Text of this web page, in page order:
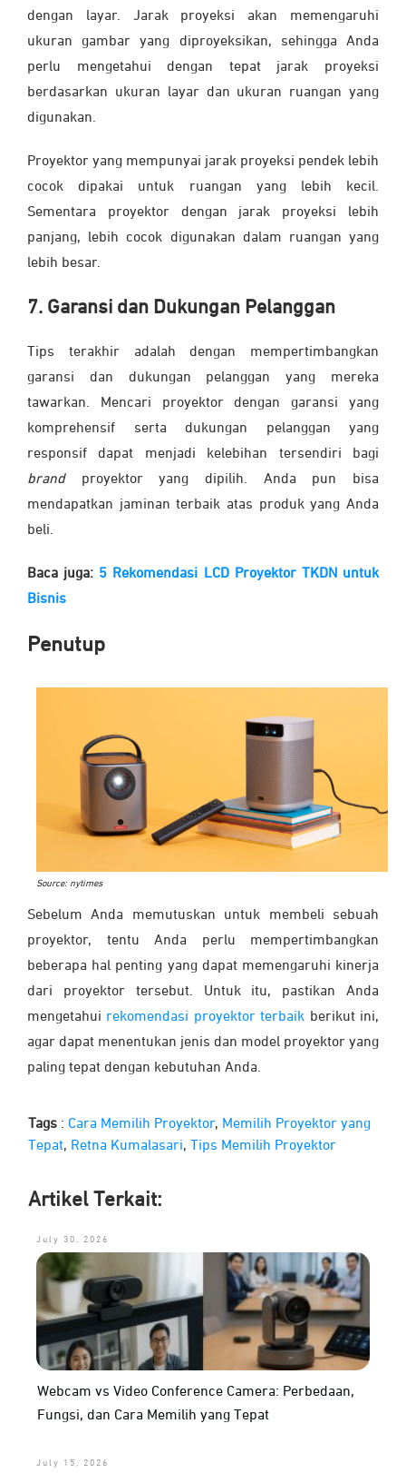
dengan layar. Jarak proyeksi akan memengaruhi
ukuran gambar yang diproyeksikan, sehingga Anda
perlu mengetahui dengan tepat jarak proyeksi
berdasarkan ukuran layar dan ukuran ruangan yang
digunakan.
Proyektor yang mempunyai jarak proyeksi pendek lebih
cocok dipakai untuk ruangan yang lebih kecil.
Sementara proyektor dengan jarak proyeksi lebih
panjang, lebih cocok digunakan dalam ruangan yang
lebih besar.
7. Garansi dan Dukungan Pelanggan
Tips terakhir adalah dengan mempertimbangkan
garansi dan dukungan pelanggan yang mereka
tawarkan. Mencari proyektor dengan garansi yang
komprehensif serta dukungan pelanggan yang
responsif dapat menjadi kelebihan tersendiri bagi
brand proyektor yang dipilih. Anda pun bisa
mendapatkan jaminan terbaik atas produk yang Anda
beli.
Baca juga: 5 Rekomendasi LCD Proyektor TKDN untuk
Bisnis
Penutup
Source: nytimes
Sebelum Anda memutuskan untuk membeli sebuah
proyektor, tentu Anda perlu mempertimbangkan
beberapa hal penting yang dapat memengaruhi kinerja
dari proyektor tersebut. Untuk itu, pastikan Anda
mengetahui rekomendasi proyektor terbaik berikut ini,
agar dapat menentukan jenis dan model proyektor yang
paling tepat dengan kebutuhan Anda.
Tags : Cara Memilih Proyektor, Memilih Proyektor yang
Tepat, Retna Kumalasari, Tips Memilih Proyektor
Artikel Terkait:
July 30, 2026
Webcam vs Video Conference Camera: Perbedaan,
Fungsi, dan Cara Memilih yang Tepat
July 15, 2026